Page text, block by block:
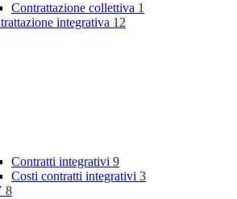
Contrattazione collettiva 1
integrativa 12
Contratti integrativi 9
Costi contratti integrativi 3
8